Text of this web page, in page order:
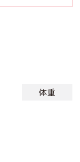
体重